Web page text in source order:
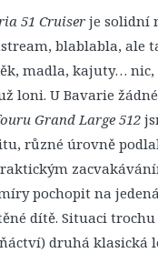
51 Cruiser je solidní
blablabla, ale
madla, kajuty… nic,
loni. U Bavarie
Grand Large 512
různé úrovně
pochopit na
dítě. Situaci
druhá klasická